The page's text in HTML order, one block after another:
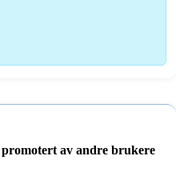
av andre brukere